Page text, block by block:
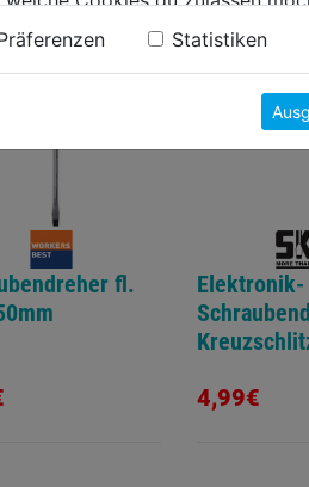
fl.
Elektronik-
4,99€
findest du in unsererStatistiken